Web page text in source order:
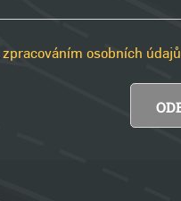
zpracováním osobních údajů